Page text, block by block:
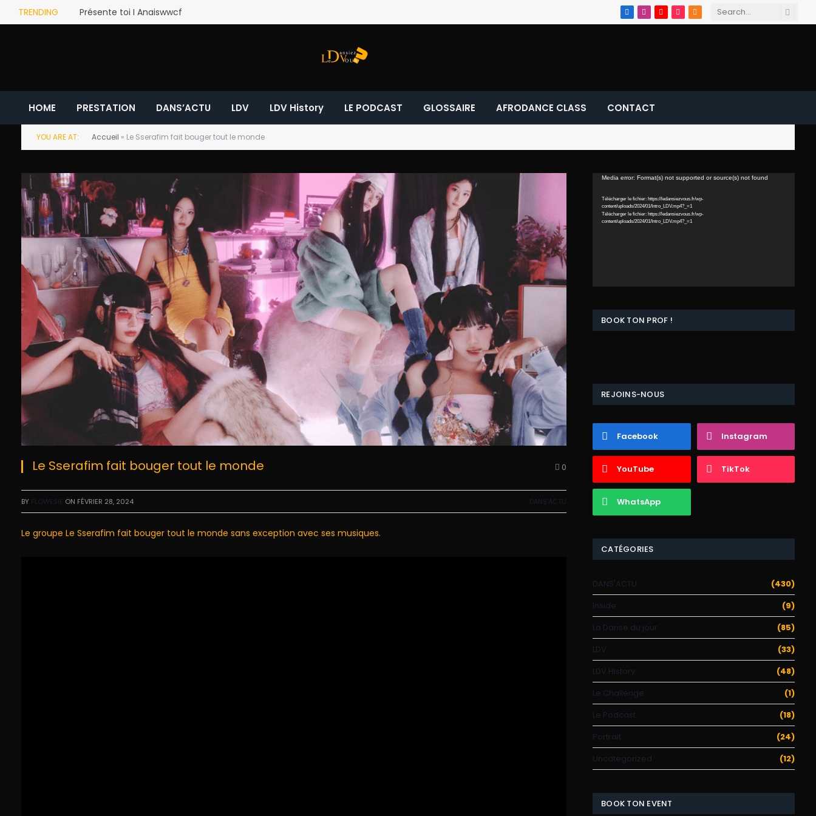
TRENDING Présente toi I Anaiswwcf Facebook
Instagram
YouTube
TikTok
RSS
HOME PRESTATION DANS’ACTU LDV LDV History LE PODCAST GLOSSAIRE AFRODANCE CLASS CONTACT
YOU ARE AT: Accueil » Le Sserafim fait bouger tout le monde
Le Sserafim fait bouger tout le monde 0
BY FLOWESIE ON FÉVRIER 28, 2024 DANS'ACTU
Le groupe Le Sserafim fait bouger tout le monde sans exception avec ses musiques.
Lecteur
Media error: Format(s) not supported or source(s) not found
Télécharger le fichier: https://ledansiezvous.fr/wp-
content/uploads/2024/01/Intro_LDV.mp4?_=1
Télécharger le fichier: https://ledansiezvous.fr/wp-
content/uploads/2024/01/Intro_LDV.mp4?_=1
BOOK TON PROF !
REJOINS-NOUS
Facebook Instagram
YouTube TikTok
WhatsApp
CATÉGORIES
DANS'ACTU
(430)
Inside
(9)
La Danse du jour
(85)
LDV
(33)
LDV History
(48)
Le Challenge
(1)
Le Podcast
(18)
Portrait
(24)
Uncategorized
(12)
BOOK TON EVENT